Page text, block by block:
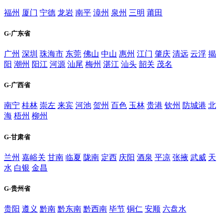
福州 厦门 宁德 龙岩 南平 漳州 泉州 三明 莆田
G-广东省
广州 深圳 珠海市 东莞 佛山 中山 惠州 江门 肇庆 清远 云浮 揭
阳 潮州 阳江 河源 汕尾 梅州 湛江 汕头 韶关 茂名
G-广西省
南宁 桂林 崇左 来宾 河池 贺州 百色 玉林 贵港 钦州 防城港 北
海 梧州 柳州
G-甘肃省
兰州 嘉峪关 甘南 临夏 陇南 定西 庆阳 酒泉 平凉 张掖 武威 天
水 白银 金昌
G-贵州省
贵阳 遵义 黔南 黔东南 黔西南 毕节 铜仁 安顺 六盘水